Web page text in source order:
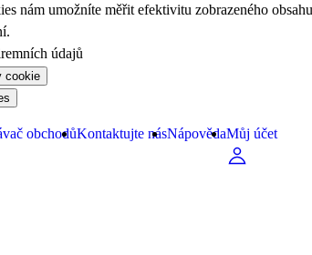
nám umožníte měřit efektivitu zobrazeného
údajů
cookie
obchodůKontaktujte násNápovědaMůj účet